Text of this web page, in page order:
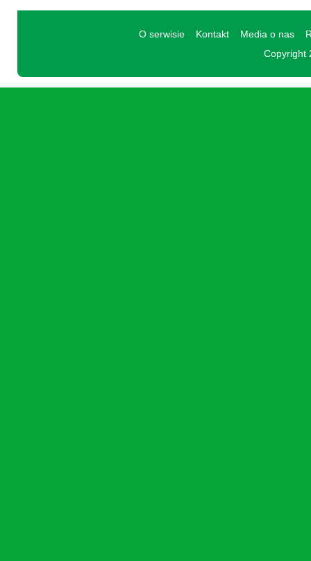
O serwisie Kontakt Media o nas
Copyright